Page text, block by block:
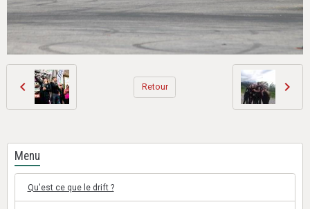
Retour
Menu
Qu'est ce que le drift ?